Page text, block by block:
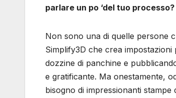
parlare un po ‘del tuo processo?
Non sono una di quelle persone
Simplify3D che crea
dozzine di panchine e
e gratificante. Ma onestamente,
bisogno di impressionanti